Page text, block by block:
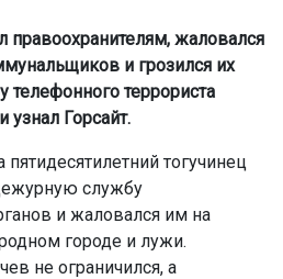
правоохранителям, жаловался
и грозился их
телефонного террориста
Горсайт.
тогучинец
службу
и жаловался им на
городе и лужи.
не ограничился, а